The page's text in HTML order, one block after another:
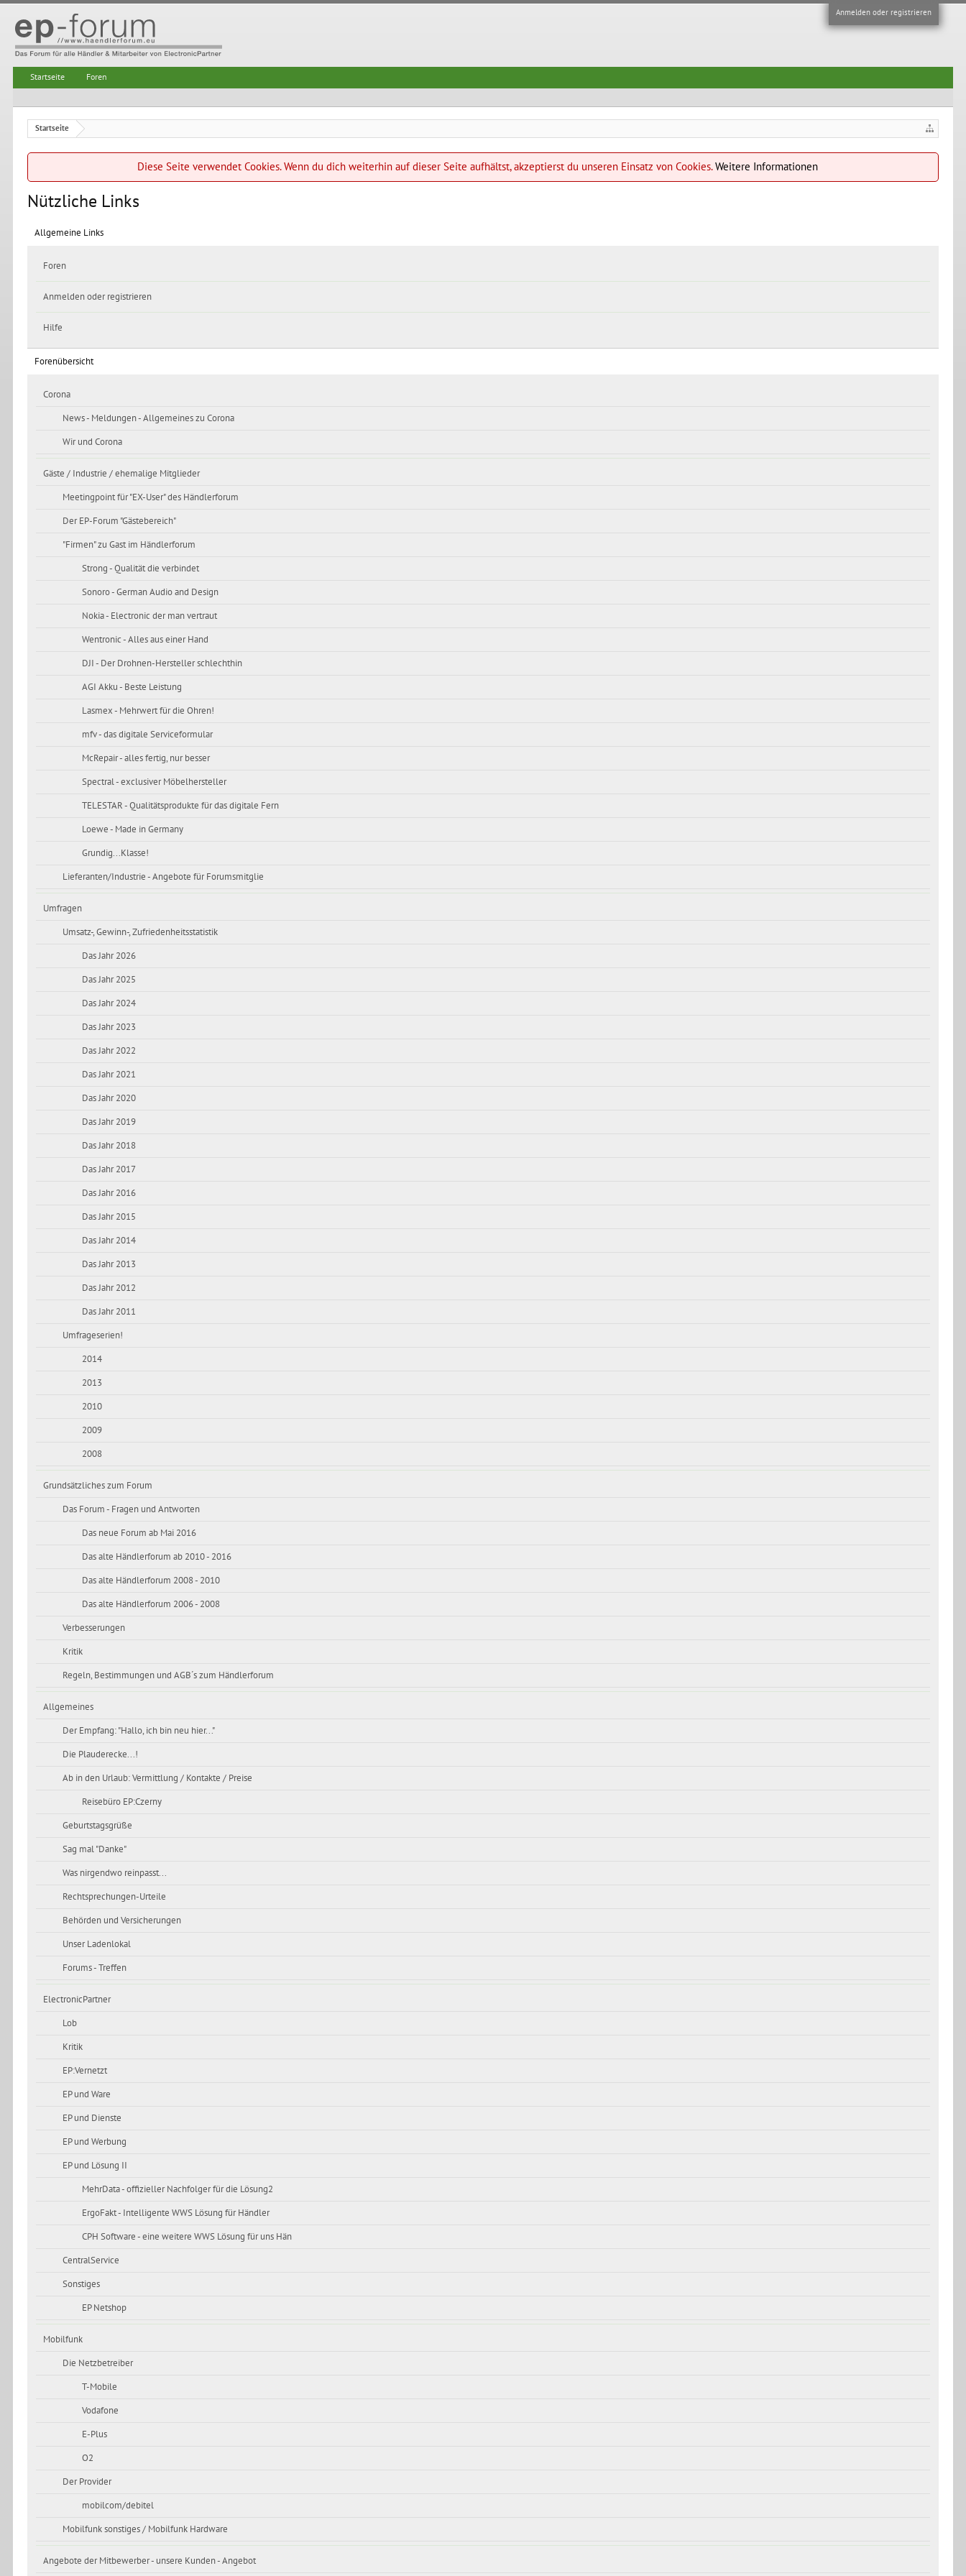
Anmelden oder registrieren
Startseite
Diese Seite verwendet Cookies. Wenn du dich weiterhin auf dieser Seite aufhältst, akzeptierst du unseren Einsatz von Cookies.Weitere Informationen
Nützliche Links
Allgemeine Links
Foren
Anmelden oder registrieren
Hilfe
Forenübersicht
Corona
News - Meldungen - Allgemeines zu Corona
Wir und Corona
Gäste / Industrie / ehemalige Mitglieder
Meetingpoint für "EX-User" des Händlerforum
Der EP-Forum "Gästebereich"
"Firmen" zu Gast im Händlerforum
Strong - Qualität die verbindet
Sonoro - German Audio and Design
Nokia - Electronic der man vertraut
Wentronic - Alles aus einer Hand
DJI - Der Drohnen-Hersteller schlechthin
AGI Akku - Beste Leistung
Lasmex - Mehrwert für die Ohren!
mfv - das digitale Serviceformular
McRepair - alles fertig, nur besser
Spectral - exclusiver Möbelhersteller
TELESTAR - Qualitätsprodukte für das digitale Fern
Loewe - Made in Germany
Grundig...Klasse!
Lieferanten/Industrie - Angebote für Forumsmitglie
Umfragen
Umsatz-, Gewinn-, Zufriedenheitsstatistik
Das Jahr 2026
Das Jahr 2025
Das Jahr 2024
Das Jahr 2023
Das Jahr 2022
Das Jahr 2021
Das Jahr 2020
Das Jahr 2019
Das Jahr 2018
Das Jahr 2017
Das Jahr 2016
Das Jahr 2015
Das Jahr 2014
Das Jahr 2013
Das Jahr 2012
Das Jahr 2011
Umfrageserien!
2014
2013
2010
2009
2008
Grundsätzliches zum Forum
Das Forum - Fragen und Antworten
Das neue Forum ab Mai 2016
Das alte Händlerforum ab 2010 - 2016
Das alte Händlerforum 2008 - 2010
Das alte Händlerforum 2006 - 2008
Verbesserungen
Kritik
Regeln, Bestimmungen und AGB´s zum Händlerforum
Allgemeines
Der Empfang: "Hallo, ich bin neu hier..."
Die Plauderecke...!
Ab in den Urlaub: Vermittlung / Kontakte / Preise
Reisebüro EP:Czerny
Geburtstagsgrüße
Sag mal "Danke"
Was nirgendwo reinpasst...
Rechtsprechungen-Urteile
Behörden und Versicherungen
Unser Ladenlokal
Forums - Treffen
ElectronicPartner
Lob
Kritik
EP:Vernetzt
EP und Ware
EP und Dienste
EP und Werbung
EP und Lösung II
MehrData - offizieller Nachfolger für die Lösung2
ErgoFakt - Intelligente WWS Lösung für Händler
CPH Software - eine weitere WWS Lösung für uns Hän
CentralService
Sonstiges
EP Netshop
Mobilfunk
Die Netzbetreiber
T-Mobile
Vodafone
E-Plus
O2
Der Provider
mobilcom/debitel
Mobilfunk sonstiges / Mobilfunk Hardware
Angebote der Mitbewerber - unsere Kunden - Angebot
Startseite Foren